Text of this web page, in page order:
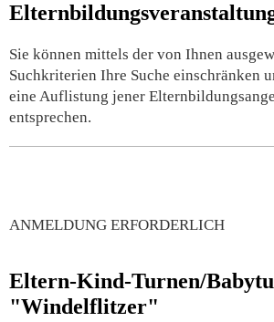
Sie können mittels der von Ihnen
Suchkriterien Ihre Suche einschränken
eine Auflistung jener
entsprechen.
ANMELDUNG ERFORDERLICH
Eltern-Kind-Turnen/
"Windelflitzer"